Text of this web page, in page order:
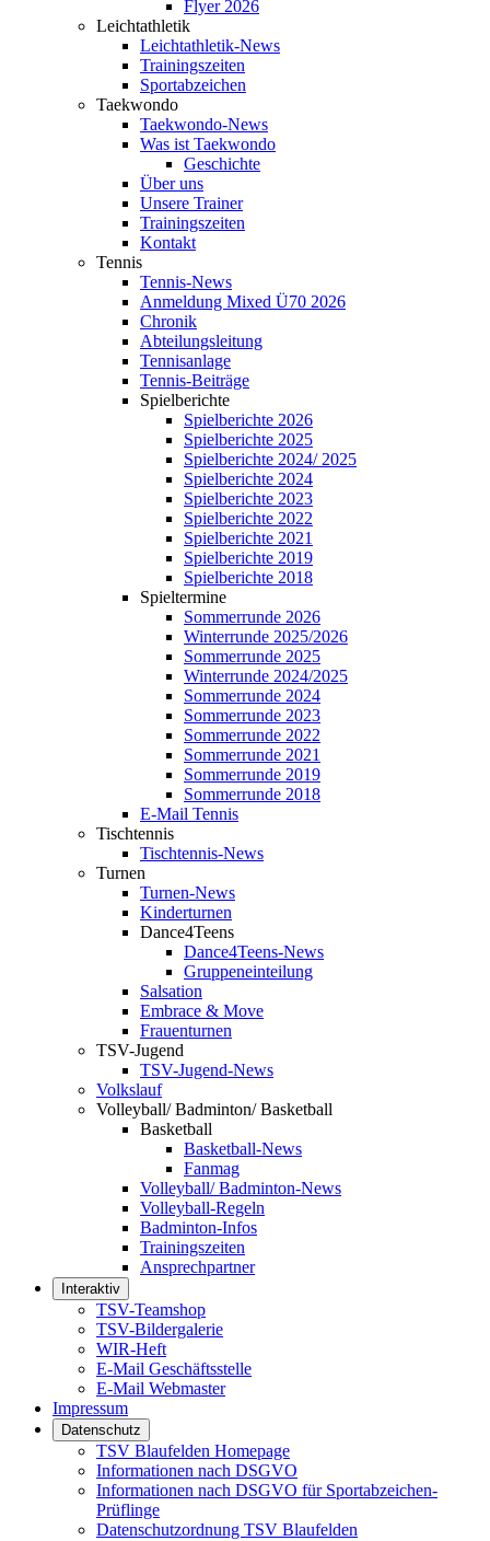
Flyer 2026
Leichtathletik
Leichtathletik-News
Trainingszeiten
Sportabzeichen
Taekwondo
Taekwondo-News
Was ist Taekwondo
Geschichte
Über uns
Unsere Trainer
Trainingszeiten
Kontakt
Tennis
Tennis-News
Anmeldung Mixed Ü70 2026
Chronik
Abteilungsleitung
Tennisanlage
Tennis-Beiträge
Spielberichte
Spielberichte 2026
Spielberichte 2025
Spielberichte 2024/ 2025
Spielberichte 2024
Spielberichte 2023
Spielberichte 2022
Spielberichte 2021
Spielberichte 2019
Spielberichte 2018
Spieltermine
Sommerrunde 2026
Winterrunde 2025/2026
Sommerrunde 2025
Winterrunde 2024/2025
Sommerrunde 2024
Sommerrunde 2023
Sommerrunde 2022
Sommerrunde 2021
Sommerrunde 2019
Sommerrunde 2018
E-Mail Tennis
Tischtennis
Tischtennis-News
Turnen
Turnen-News
Kinderturnen
Dance4Teens
Dance4Teens-News
Gruppeneinteilung
Salsation
Embrace & Move
Frauenturnen
TSV-Jugend
TSV-Jugend-News
Volkslauf
Volleyball/ Badminton/ Basketball
Basketball
Basketball-News
Fanmag
Volleyball/ Badminton-News
Volleyball-Regeln
Badminton-Infos
Trainingszeiten
Ansprechpartner
Interaktiv
TSV-Teamshop
TSV-Bildergalerie
WIR-Heft
E-Mail Geschäftsstelle
E-Mail Webmaster
Impressum
Datenschutz
TSV Blaufelden Homepage
Informationen nach DSGVO
Informationen nach DSGVO für Sportabzeichen-
Prüflinge
Datenschutzordnung TSV Blaufelden